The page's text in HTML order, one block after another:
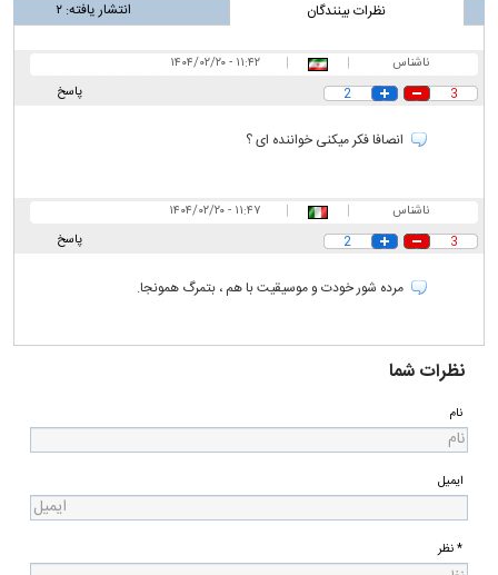
نظرات بینندگان انتشار یافته:۲
ناشناس |
|
۱۱:۴۲ - ۱۴۰۴/۰۲/۲۰
پاسخ
3
2
انصافا فکر میکنی خواننده ای ؟
ناشناس |
|
۱۱:۴۷ - ۱۴۰۴/۰۲/۲۰
پاسخ
3
2
مرده شور خودت و موسیقیت با هم ، بتمرگ همونجا.
نظرات شما
نام
ایمیل
* نظر